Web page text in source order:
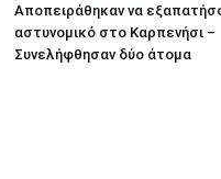
Αποπειράθηκαν να
αστυνομικό στο Καρπενήσι –
Συνελήφθησαν δύο άτομα